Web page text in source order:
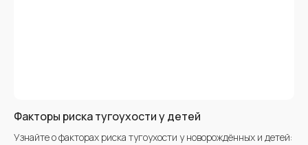
Факторы риска тугоухости у детей
Узнайте о факторах риска тугоухости у новорождённых и детей: